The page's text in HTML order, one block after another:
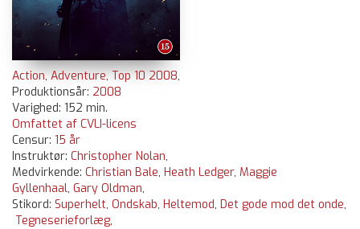
Action,Adventure,Top 10 2008,
Produktionsår: 2008
Varighed: 152 min.
Omfattet af CVLI-licens
Censur: 15 år
Instruktør: Christopher Nolan,
Medvirkende: Christian Bale, Heath Ledger, Maggie
Gyllenhaal, Gary Oldman,
Stikord: Superhelt, Ondskab, Heltemod, Det gode mod det onde,
Tegneserieforlæg,